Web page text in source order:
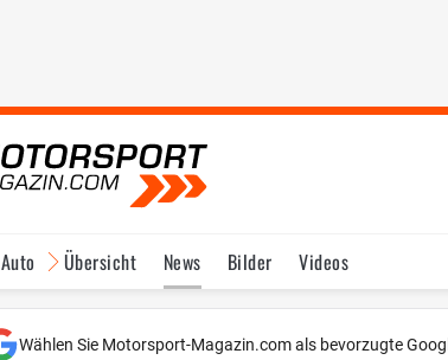
Auto Übersicht News Bilder Videos
Wählen Sie Motorsport-Magazin.com als bevorzugte